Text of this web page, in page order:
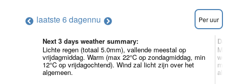
laatste 6 dagennu Per uur
Next 3 days weather summary:
Lichte regen (totaal 5.0mm), vallende meestal op
vrijdagmiddag. Warm (max 22°C op zondagmiddag, min
12°C op vrijdagochtend). Wind zal licht zijn over het
algemeen.